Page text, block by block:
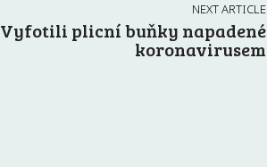
NEXT ARTICLE
Vyfotili plicní buňky napadené
koronavirusem